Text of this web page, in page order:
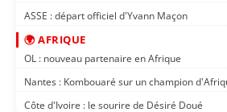
ASSE : départ officiel d'Yvann Maçon
🌍 AFRIQUE
OL : nouveau partenaire en Afrique
Nantes : Kombouaré sur un champion
Côte d'Ivoire : le sourire de Désiré Doué